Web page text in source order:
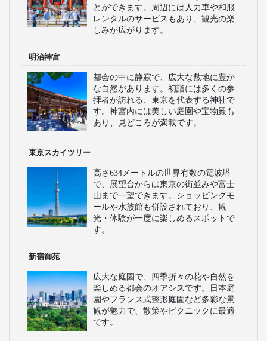
とができます。周辺には人力車や和服
レンタルのサービスもあり、観光の楽
しみが広がります。
明治神宮
都会の中に静寂で、広大な敷地に豊か
な自然があります。初詣には多くの参
拝者が訪れる、東京を代表する神社で
す。神宮内には美しい庭園や宝物殿も
あり、見どころが満載です。
東京スカイツリー
高さ634メートルの世界有数の電波塔
で、展望台からは東京の街並みや富士
山まで一望できます。ショッピングモ
ールや水族館も併設されており、観
光・体験が一度に楽しめるスポットで
す。
新宿御苑
広大な庭園で、四季折々の花や自然を
楽しめる都会のオアシスです。日本庭
園やフランス式整形庭園など多彩な景
観が魅力で、散策やピクニックに最適
です。